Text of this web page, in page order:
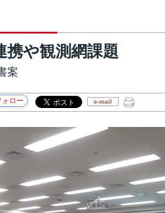
携や観測網課題
案
e-mail